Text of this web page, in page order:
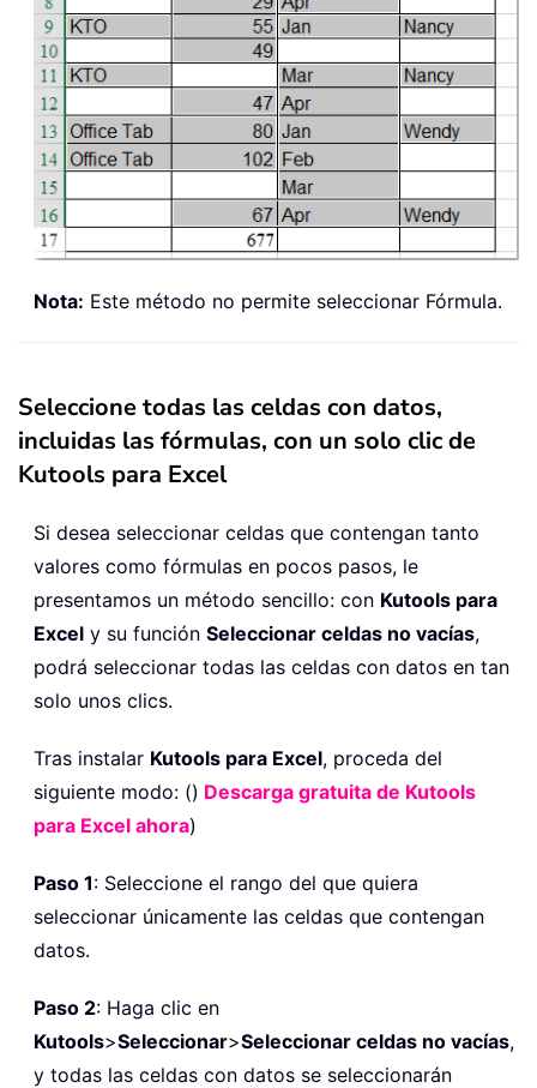
Nota: Este método no permite seleccionar Fórmula.
Seleccione todas las celdas con datos,
incluidas las fórmulas, con un solo clic de
Kutools para Excel
Si desea seleccionar celdas que contengan tanto
valores como fórmulas en pocos pasos, le
presentamos un método sencillo: con Kutools para
Excel y su función Seleccionar celdas no vacías,
podrá seleccionar todas las celdas con datos en tan
solo unos clics.
Tras instalar Kutools para Excel, proceda del
siguiente modo: () Descarga gratuita de Kutools
para Excel ahora)
Paso 1: Seleccione el rango del que quiera
seleccionar únicamente las celdas que contengan
datos.
Paso 2: Haga clic en
Kutools>Seleccionar>Seleccionar celdas no vacías,
y todas las celdas con datos se seleccionarán